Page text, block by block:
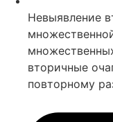
Невыявление
вторичные
повторному